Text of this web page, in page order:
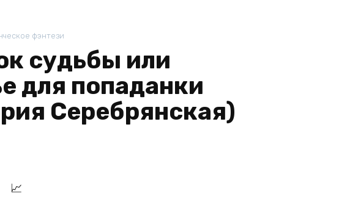
фэнтези
судьбы или
для попаданки
Серебрянская)